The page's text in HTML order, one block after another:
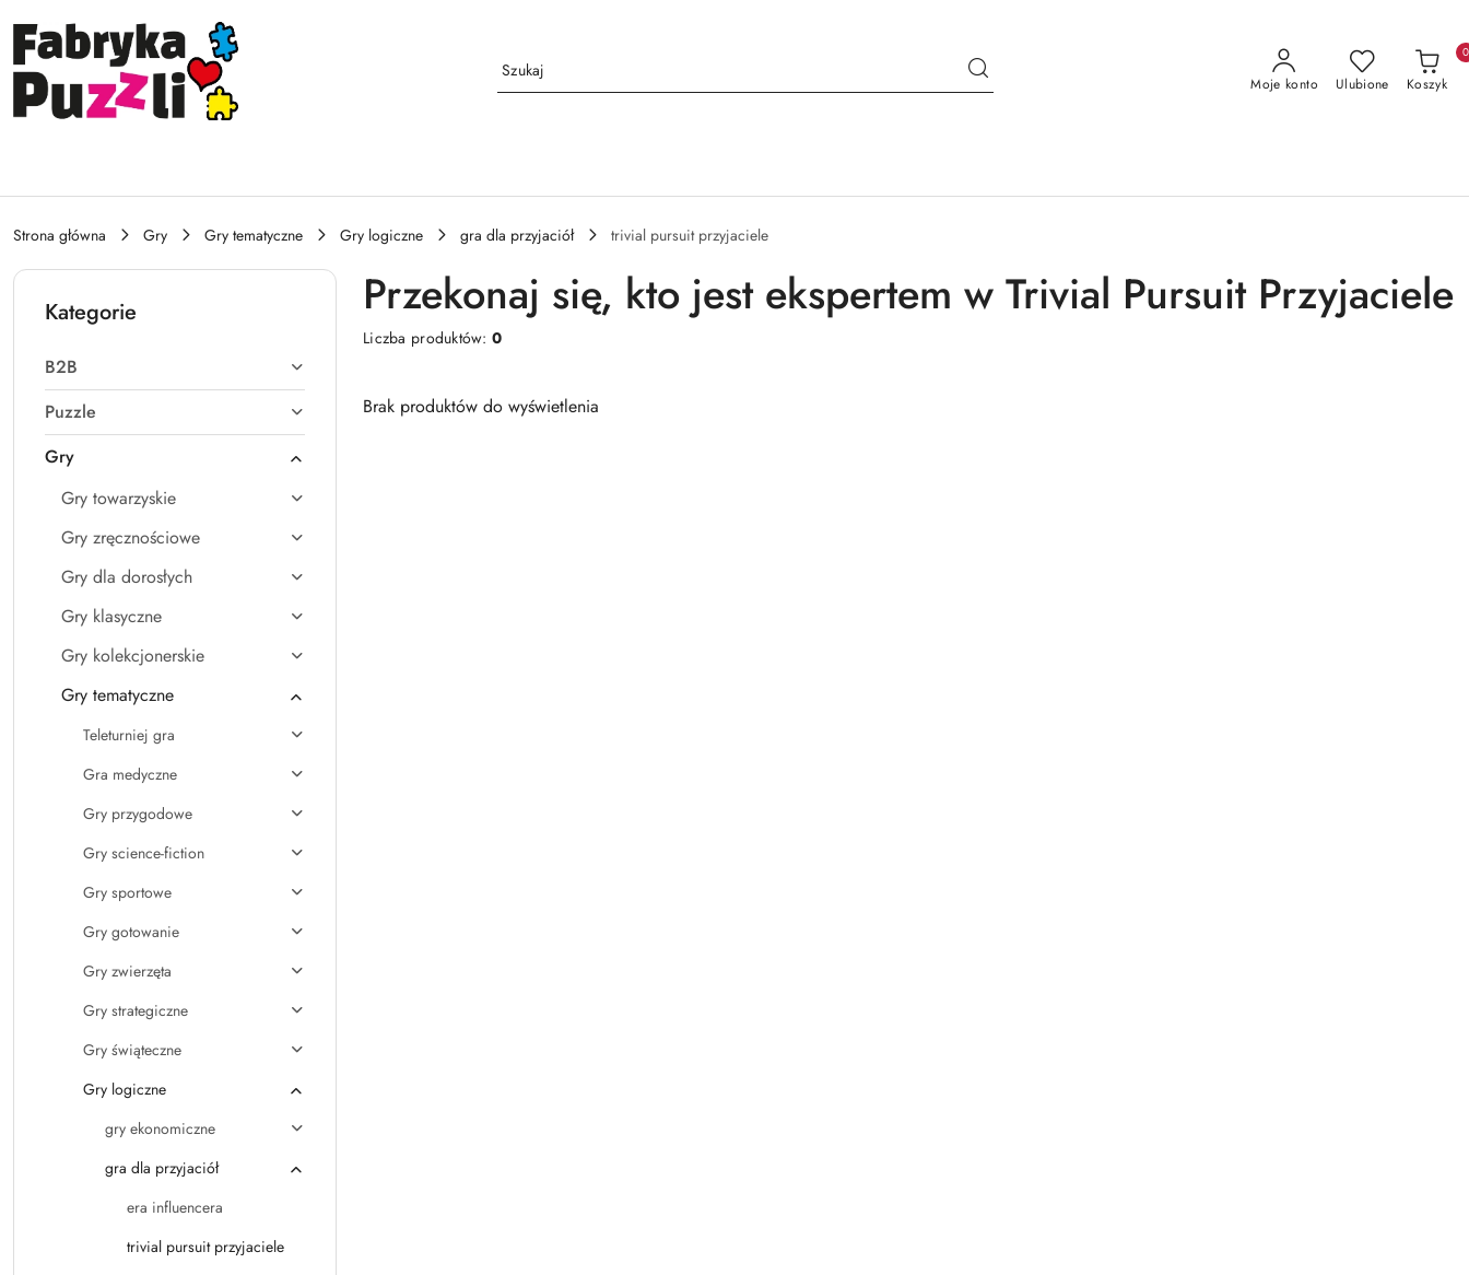
Przejdź do treści głównej
Przejdź do wyszukiwarki
Przejdź do moje konto
Przejdź do menu głównego
Przejdź do stopki
Moje konto Ulubione Koszyk
0
Strona główna Gry Gry tematyczne Gry logiczne gra dla przyjaciół trivial pursuit przyjaciele
Kategorie
B2B
Puzzle
Gry
Gry towarzyskie
Gry zręcznościowe
Gry dla dorosłych
Gry klasyczne
Gry kolekcjonerskie
Gry tematyczne
Teleturniej gra
Gra medyczne
Gry przygodowe
Gry science-fiction
Gry sportowe
Gry gotowanie
Gry zwierzęta
Gry strategiczne
Gry świąteczne
Gry logiczne
gry ekonomiczne
gra dla przyjaciół
era influencera
trivial pursuit przyjaciele
Przekonaj się, kto jest ekspertem w Trivial Pursuit Przyjaciele
Liczba produktów:0
Brak produktów do wyświetlenia